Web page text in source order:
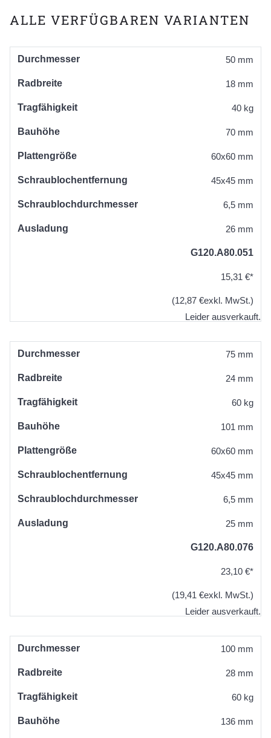
ALLE VERFÜGBAREN VARIANTEN
Durchmesser 50 mm
Radbreite 18 mm
Tragfähigkeit 40 kg
Bauhöhe 70 mm
Plattengröße 60x60 mm
Schraublochentfernung 45x45 mm
Schraublochdurchmesser 6,5 mm
Ausladung 26 mm
G120.A80.051
15,31 €*
(12,87 €exkl. MwSt.)
Leider ausverkauft.
Durchmesser 75 mm
Radbreite 24 mm
Tragfähigkeit 60 kg
Bauhöhe 101 mm
Plattengröße 60x60 mm
Schraublochentfernung 45x45 mm
Schraublochdurchmesser 6,5 mm
Ausladung 25 mm
G120.A80.076
23,10 €*
(19,41 €exkl. MwSt.)
Leider ausverkauft.
Durchmesser 100 mm
Radbreite 28 mm
Tragfähigkeit 60 kg
Bauhöhe 136 mm